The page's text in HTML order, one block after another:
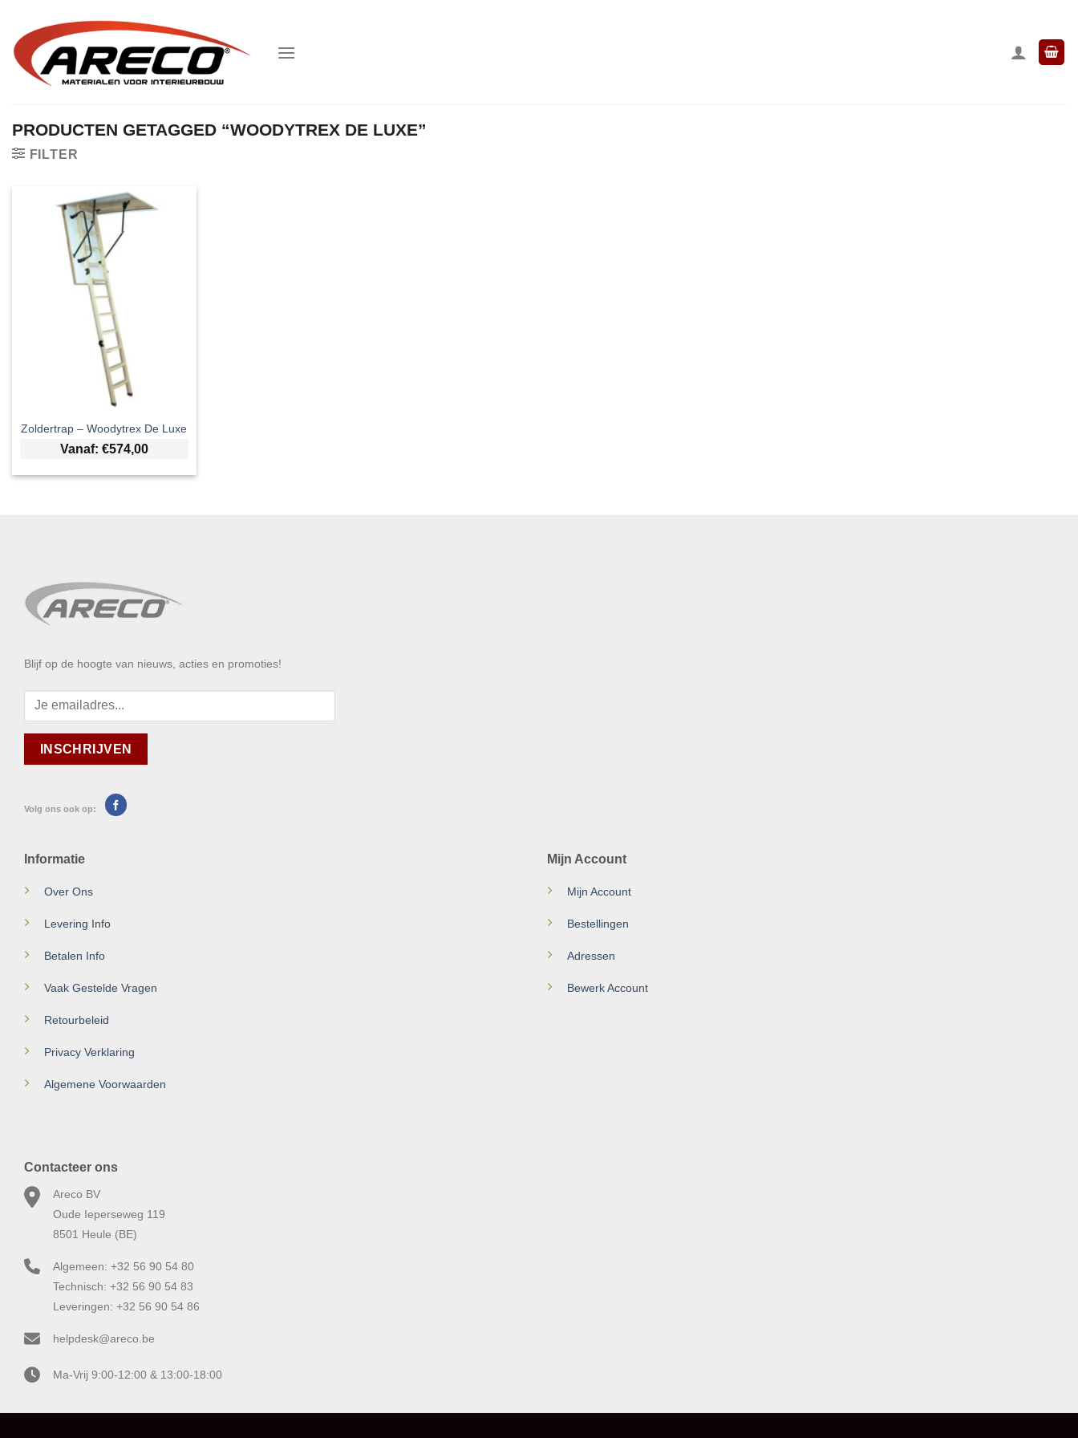
inhoud
PRODUCTEN GETAGGED “WOODYTREX DE LUXE”
FILTER
Zoldertrap – Woodytrex De Luxe
Vanaf: €574,00
Blijf op de hoogte van nieuws, acties en promoties!
Volg ons ook op:
Informatie
Over Ons
Levering Info
Betalen Info
Vaak Gestelde Vragen
Retourbeleid
Privacy Verklaring
Algemene Voorwaarden
Mijn Account
Mijn Account
Bestellingen
Adressen
Bewerk Account
Contacteer ons
Areco BV
Oude Ieperseweg 119
8501 Heule (BE)
Algemeen: +32 56 90 54 80
Technisch: +32 56 90 54 83
Leveringen: +32 56 90 54 86
helpdesk@areco.be
Ma-Vrij 9:00-12:00 & 13:00-18:00